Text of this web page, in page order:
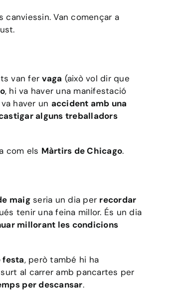
Van començar a
van fervaga (això vol dir que
, hi va haver una manifestació
haver un accident amb una
alguns treballadors
com els Màrtirs de Chicago.
maigseria un dia per recordar
tenir una feina millor. És un dia
millorant les condicions
festa, però també hi ha
al carrer amb pancartes per
per descansar.